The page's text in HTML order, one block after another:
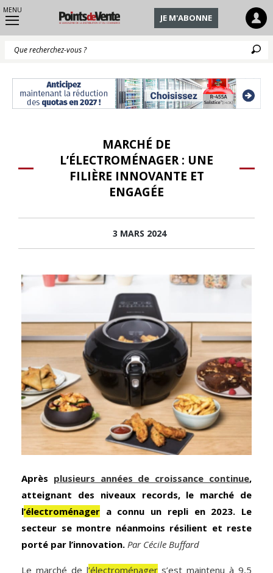
MENU
JE M'ABONNE
MARCHÉ DE
L’ÉLECTROMÉNAGER : UNE
FILIÈRE INNOVANTE ET
ENGAGÉE
3 MARS 2024
Après plusieurs années de croissance continue,
atteignant des niveaux records, le marché de
l’électroménager a connu un repli en 2023. Le
secteur se montre néanmoins résilient et reste
porté par l’innovation. Par Cécile Buffard
Le marché de l’électroménagers’est maintenu à 9,5